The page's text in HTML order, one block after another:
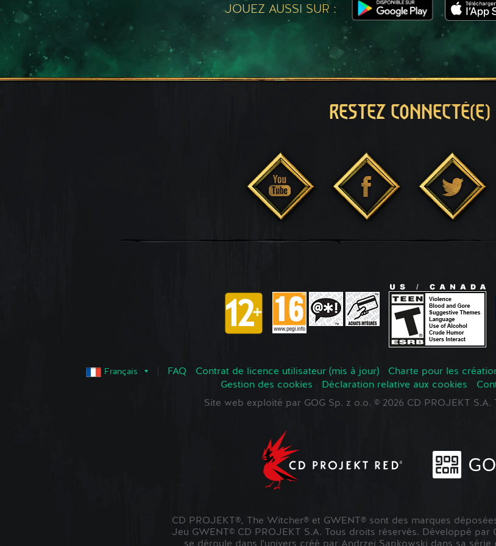
JOUEZ AUSSI SUR :
RESTEZ CONNECTÉ(E)
Français FAQ Contrat de licence utilisateur (mis à jour) Charte pour les
Gestion des cookies
Déclaration relative aux cookies
Site web exploité par GOG Sp. z o.o. © 2026 CD PROJEKT S.A.
CD PROJEKT®, The Witcher® et GWENT® sont des marques
Jeu GWENT© CD PROJEKT S.A. Tous droits réservés. Développé par